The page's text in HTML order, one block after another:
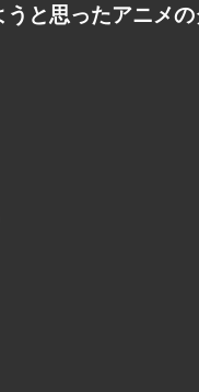
と思ったアニメ